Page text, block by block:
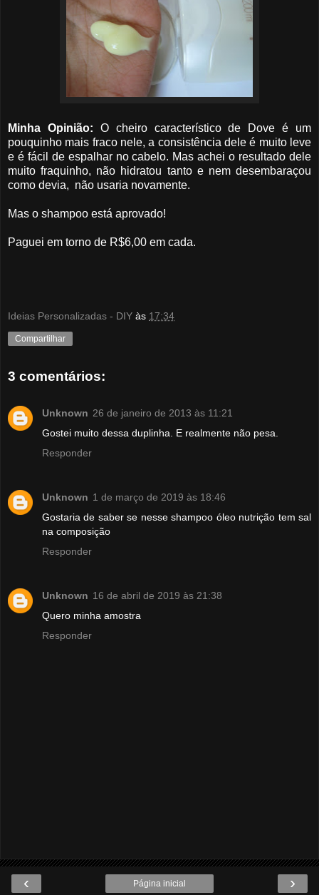
Minha Opinião: O cheiro característico de Dove é um
pouquinho mais fraco nele, a consistência dele é muito leve
e é fácil de espalhar no cabelo. Mas achei o resultado dele
muito fraquinho, não hidratou tanto e nem desembaraçou
como devia, não usaria novamente.
Mas o shampoo está aprovado!
Paguei em torno de R$6,00 em cada.
Ideias Personalizadas - DIY às 17:34
Compartilhar
3 comentários:
Unknown 26 de janeiro de 2013 às 11:21
Gostei muito dessa duplinha. E realmente não pesa.
Responder
Unknown 1 de março de 2019 às 18:46
Gostaria de saber se nesse shampoo óleo nutrição tem sal
na composição
Responder
Unknown 16 de abril de 2019 às 21:38
Quero minha amostra
Responder
‹ ›
Página inicial